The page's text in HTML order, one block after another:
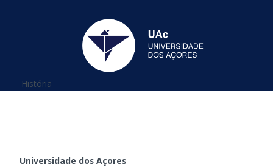
Está aqui
História
Universidade dos Açores